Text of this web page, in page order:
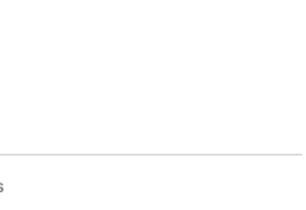
Services
91230 Montgeron